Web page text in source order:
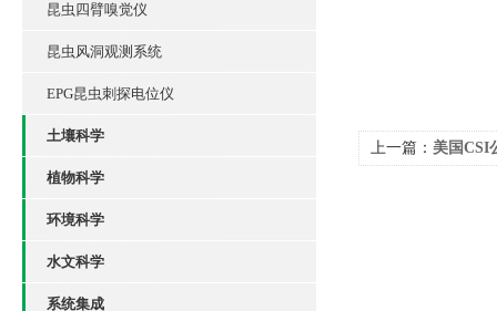
昆虫四臂嗅觉仪
昆虫风洞观测系统
EPG昆虫刺探电位仪
土壤科学
植物科学
环境科学
水文科学
系统集成
上一篇： 美国CSI